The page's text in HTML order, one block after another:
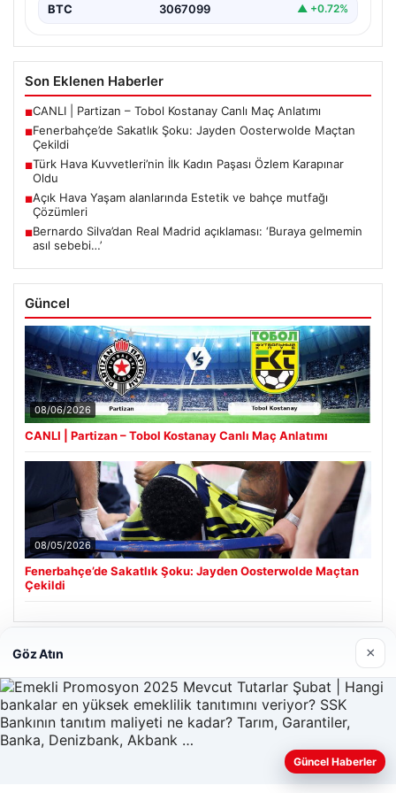
BTC 3067099 ▲ +0.72%
Son Eklenen Haberler
■CANLI | Partizan – Tobol Kostanay Canlı Maç Anlatımı
■Fenerbahçe’de Sakatlık Şoku: Jayden Oosterwolde Maçtan
Çekildi
■Türk Hava Kuvvetleri’nin İlk Kadın Paşası Özlem Karapınar
Oldu
■Açık Hava Yaşam alanlarında Estetik ve bahçe mutfağı
Çözümleri
■Bernardo Silva’dan Real Madrid açıklaması: ‘Buraya gelmemin
asıl sebebi…’
Güncel
08/06/2026
CANLI | Partizan – Tobol Kostanay Canlı Maç Anlatımı
08/05/2026
Fenerbahçe’de Sakatlık Şoku: Jayden Oosterwolde Maçtan
Çekildi
Son Eklenen Firmalar
Göz Atın ×
Güncel Haberler